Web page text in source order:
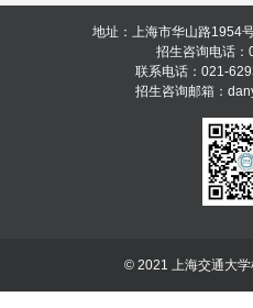
地址：上海市华山路1954
招生咨询电话
联系电话：021-
招生咨询邮箱：
© 2021 上海交通大